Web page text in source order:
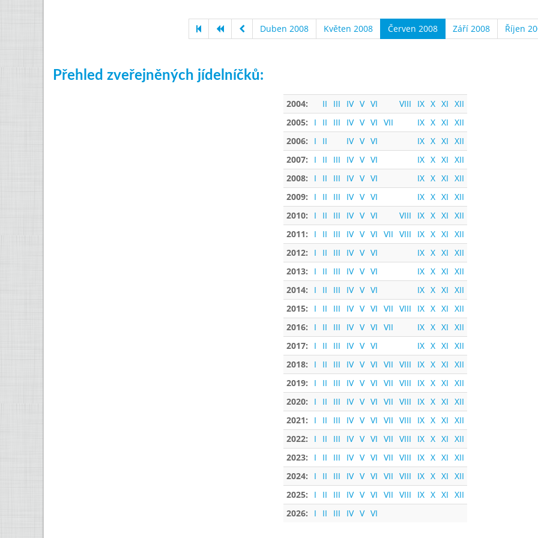
Duben 2008 Květen 2008 Červen 2008 Září 2008 Říjen
Přehled zveřejněných jídelníčků:
2004: II III IV V VI VIII IX X XI XII
2005:
I II III IV V VI VII IX X XI XII
2006:
I II IV V VI IX X XI XII
2007:
I II III IV V VI IX X XI XII
2008:
I II III IV V VI IX X XI XII
2009:
I II III IV V VI IX X XI XII
2010:
I II III IV V VI VIII IX X XI XII
2011:
I II III IV V VI VII VIII IX X XI XII
2012:
I II III IV V VI IX X XI XII
2013:
I II III IV V VI IX X XI XII
2014:
I II III IV V VI IX X XI XII
2015:
I II III IV V VI VII VIII IX X XI XII
2016:
I II III IV V VI VII IX X XI XII
2017:
I II III IV V VI IX X XI XII
2018:
I II III IV V VI VII VIII IX X XI XII
2019:
I II III IV V VI VII VIII IX X XI XII
2020:
I II III IV V VI VII VIII IX X XI XII
2021:
I II III IV V VI VII VIII IX X XI XII
2022:
I II III IV V VI VII VIII IX X XI XII
2023:
I II III IV V VI VII VIII IX X XI XII
2024:
I II III IV V VI VII VIII IX X XI XII
2025:
I II III IV V VI VII VIII IX X XI XII
2026:
I II III IV V VI